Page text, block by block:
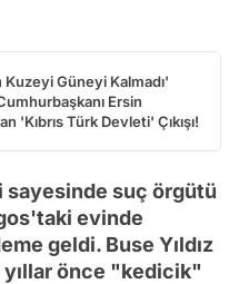
Kuzeyi Güneyi Kalmadı'
Ersin
'Kıbrıs Türk Devleti' Çıkışı!
suç örgütü
evinde
geldi. Buse Yıldız
yıllar önce "kedicik"